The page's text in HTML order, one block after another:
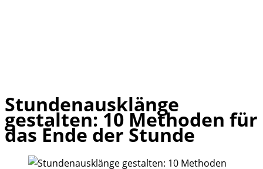
Skip
to
content
Stundenausklänge
gestalten: 10 Methoden für
das Ende der Stunde